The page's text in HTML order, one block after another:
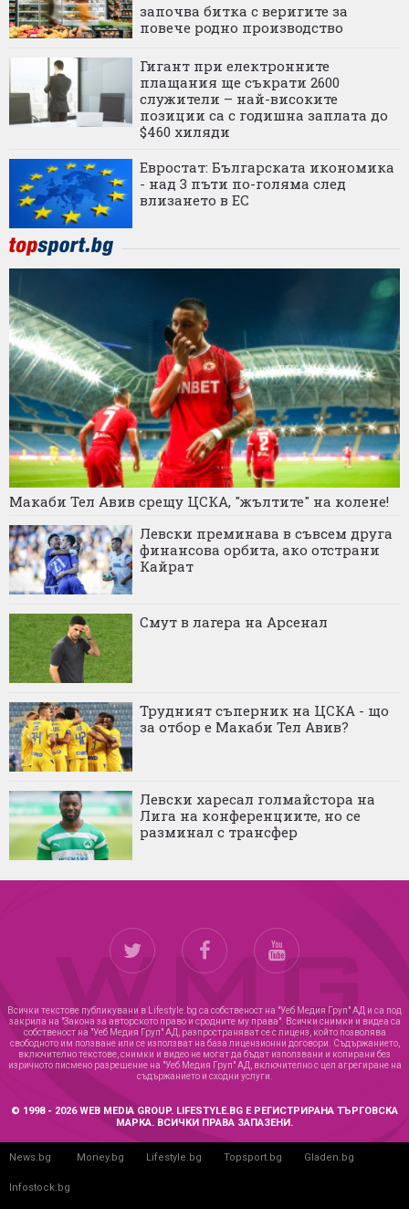
започва битка с веригите за
повече родно производство
Гигант при електронните
плащания ще съкрати 2600
служители – най-високите
позиции са с годишна заплата до
$460 хиляди
Евростат: Българската икономика
- над 3 пъти по-голяма след
влизането в ЕС
Макаби Тел Авив срещу ЦСКА, "жълтите" на колене!
Левски преминава в съвсем друга
финансова орбита, ако отстрани
Кайрат
Смут в лагера на Арсенал
Трудният съперник на ЦСКА - що
за отбор е Макаби Тел Авив?
Левски харесал голмайстора на
Лига на конференциите, но се
разминал с трансфер
Всички текстове публикувани в Lifestyle.bg са собственост на "Уеб Медия Груп" АД и са под
закрила на "Закона за авторското право и сродните му права". Всички снимки и видеа са
собственост на "Уеб Медия Груп" АД, разпространяват се с лиценз, който позволява
свободното им ползване или се използват на база лицензионни договори. Съдържанието,
включително текстове, снимки и видео не могат да бъдат използвани и копирани без
изричното писмено разрешение на "Уеб Медия Груп" АД, включително с цел агрегиране на
съдържанието и сходни услуги.
© 1998 - 2026 WEB MEDIA GROUP. LIFESTYLE.BG Е РЕГИСТРИРАНА ТЪРГОВСКА
МАРКА. ВСИЧКИ ПРАВА ЗАПАЗЕНИ.
News.bg Money.bg Lifestyle.bg Topsport.bg Gladen.bg
Infostock.bg